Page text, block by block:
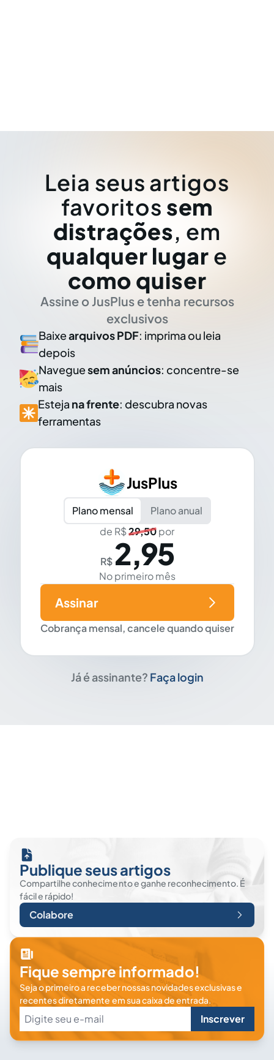
Leia seus artigos
favoritos sem
distrações, em
qualquer lugar e
como quiser
Assine o JusPlus e tenha recursos
exclusivos
Baixearquivos PDF: imprima ou leia
depois
Naveguesem anúncios: concentre-se
mais
Esteja na frente: descubra novas
ferramentas
JusPlus
Plano mensal
Plano anual
de R$29,50por
R$ 2,95
No primeiro mês
Cobrança mensal, cancele quando quiser
Assinar
Já é assinante? Faça login
Publique seus artigos
Compartilhe conhecimento e ganhe reconhecimento. É
fácil e rápido!
Colabore
Fique sempre informado!
Seja o primeiro a receber nossas novidades exclusivas e
recentes diretamente em sua caixa de entrada.
Inscrever